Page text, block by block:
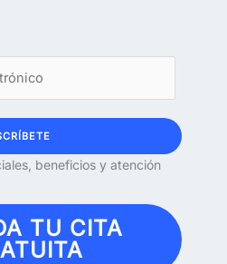
beneficios y atención
TU CITA